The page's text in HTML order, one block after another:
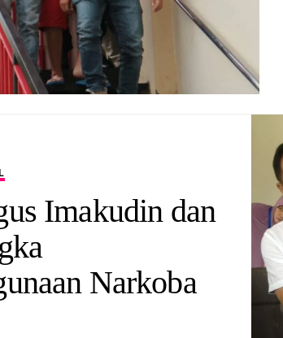
Imakudin dan
Narkoba